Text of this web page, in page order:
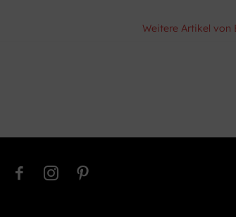
Weitere Artikel von